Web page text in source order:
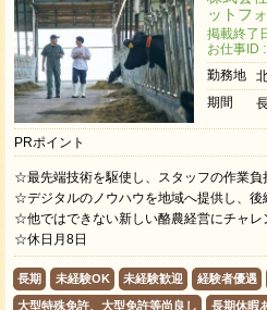
ットフ
掲載終了
お仕事ID
勤務地
期間
PRポイント
☆最先端技術を駆使し、スタッフの作業負
☆デジタルのノウハウを地域へ提供し、後
☆他ではできない新しい酪農経営にチャレ
☆休日月8日
長期 未経験OK 未経験歓迎 経験者優遇
大型特殊免許、大型免許等尚良し 長期休暇